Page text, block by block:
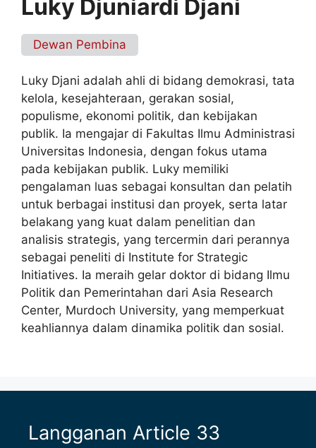
Luky Djuniardi Djani
Dewan Pembina
Luky Djani adalah ahli di bidang demokrasi, tata
kelola, kesejahteraan, gerakan sosial,
populisme, ekonomi politik, dan kebijakan
publik. Ia mengajar di Fakultas Ilmu Administrasi
Universitas Indonesia, dengan fokus utama
pada kebijakan publik. Luky memiliki
pengalaman luas sebagai konsultan dan pelatih
untuk berbagai institusi dan proyek, serta latar
belakang yang kuat dalam penelitian dan
analisis strategis, yang tercermin dari perannya
sebagai peneliti di Institute for Strategic
Initiatives. Ia meraih gelar doktor di bidang Ilmu
Politik dan Pemerintahan dari Asia Research
Center, Murdoch University, yang memperkuat
keahliannya dalam dinamika politik dan sosial.
Langganan Article 33